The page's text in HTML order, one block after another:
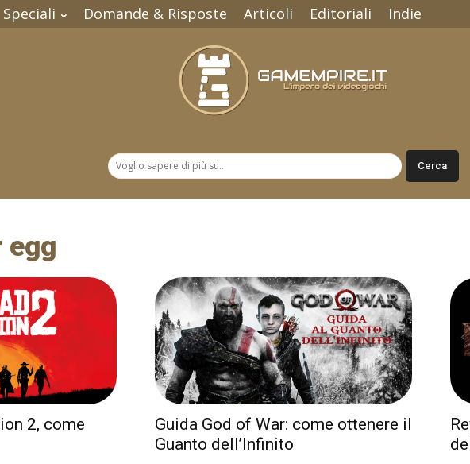
Speciali Domande & Risposte Articoli Editoriali Indie
egg
2, come
Guida God of War: come ottenere il
Guanto dell’Infinito